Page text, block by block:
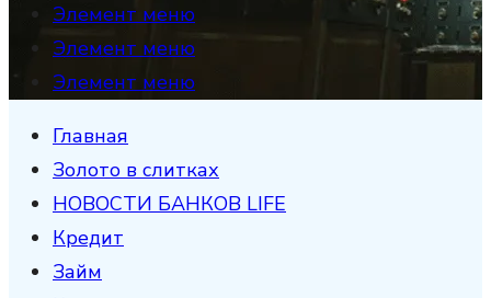
Элемент меню
Элемент меню
Элемент меню
Главная
Золото в слитках
НОВОСТИ БАНКОВ LIFE
Кредит
Займ